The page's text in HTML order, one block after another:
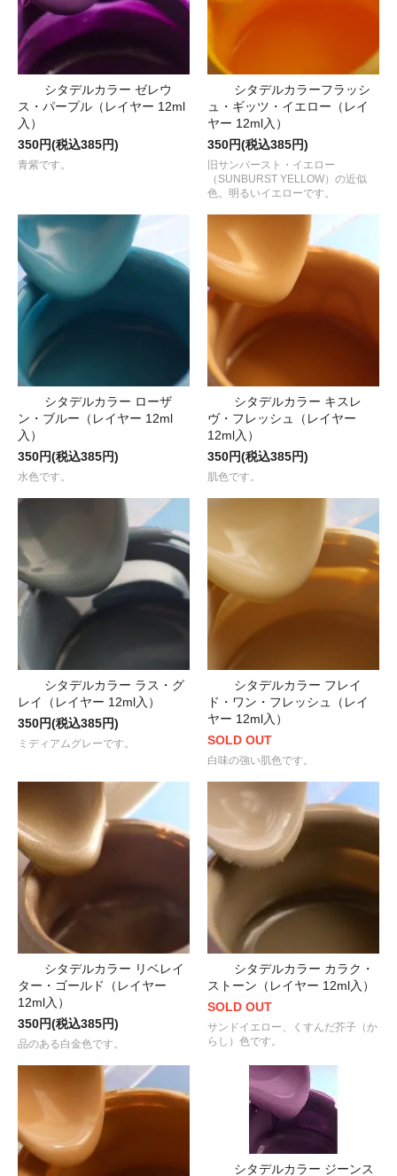
シタデルカラー ゼレウ
ス・パープル（レイヤー 12ml
入）
350円(税込385円)
青紫です。
シタデルカラーフラッシ
ュ・ギッツ・イエロー（レイ
ヤー 12ml入）
350円(税込385円)
旧サンバースト・イエロー
（SUNBURST YELLOW）の近似
色。明るいイエローです。
シタデルカラー ローザ
ン・ブルー（レイヤー 12ml
入）
350円(税込385円)
水色です。
シタデルカラー キスレ
ヴ・フレッシュ（レイヤー
12ml入）
350円(税込385円)
肌色です。
シタデルカラー ラス・グ
レイ（レイヤー 12ml入）
350円(税込385円)
ミディアムグレーです。
シタデルカラー フレイ
ド・ワン・フレッシュ（レイ
ヤー 12ml入）
SOLD OUT
白味の強い肌色です。
シタデルカラー リベレイ
ター・ゴールド（レイヤー
12ml入）
350円(税込385円)
品のある白金色です。
シタデルカラー カラク・
ストーン（レイヤー 12ml入）
SOLD OUT
サンドイエロー、くすんだ芥子（か
らし）色です。
シタデルカラー ジーンス